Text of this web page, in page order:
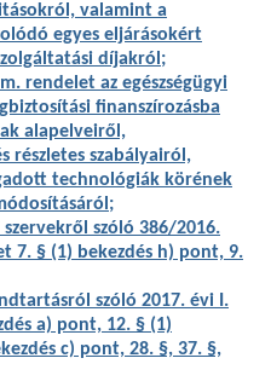
valamint a
egyes eljárásokért
díjakról;
rendelet az egészségügyi
finanszírozásba
alapelveiről,
részletes szabályairól,
technológiák körének
szervekről szóló 386/2016.
7. § (1) bekezdés h) pont, 9.
szóló 2017. évi I.
a) pont, 12. § (1)
c) pont, 28. §, 37. §,